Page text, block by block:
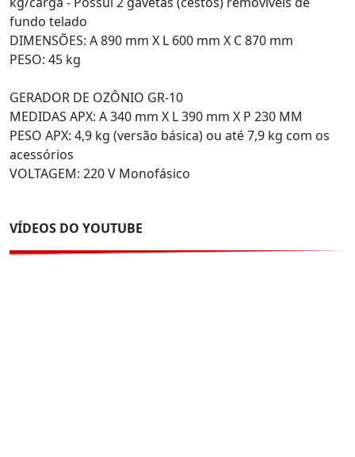
fundo telado
DIMENSÕES: A 890 mm X L 600 mm X C 870 mm
PESO: 45 kg
GERADOR DE OZÔNIO GR-10
MEDIDAS APX: A 340 mm X L 390 mm X P 230 MM
PESO APX: 4,9 kg (versão básica) ou até 7,9 kg com os
acessórios
VOLTAGEM: 220 V Monofásico
VÍDEOS DO YOUTUBE